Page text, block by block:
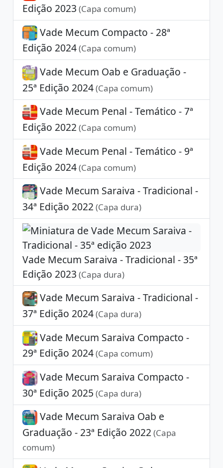
Edição 2023 (Capa comum)
Vade Mecum Compacto - 28ª
Edição 2024(Capa comum)
Vade Mecum Oab e Graduação -
25ª Edição 2024(Capa comum)
Vade Mecum Penal - Temático - 7ª
Edição 2022 (Capa comum)
Vade Mecum Penal - Temático - 9ª
Edição 2024(Capa comum)
Vade Mecum Saraiva - Tradicional -
34ª Edição 2022 (Capa dura)
Vade Mecum Saraiva - Tradicional - 35ª
Edição 2023 (Capa dura)
Vade Mecum Saraiva - Tradicional -
37ª Edição 2024(Capa dura)
Vade Mecum Saraiva Compacto -
29ª Edição 2024(Capa comum)
Vade Mecum Saraiva Compacto -
30ª Edição 2025 (Capa dura)
Vade Mecum Saraiva Oab e
Graduação - 23ª Edição 2022 (Capa
comum)